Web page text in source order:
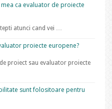
ca evaluator de proiecte
atunci cand vei …
proiecte europene?
proiect sau evaluator proiecte
sunt folositoare pentru